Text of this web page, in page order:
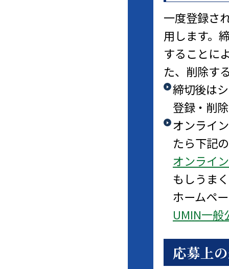
一度登録さ
用します。
することに
た、削除す
締切後は
登録・削
オンライ
たら下記
オンライ
もしうま
ホームペ
UMIN一般
応募上